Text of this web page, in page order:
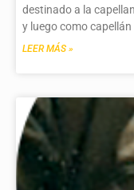
destinado a la
y luego como
LEER MÁS »